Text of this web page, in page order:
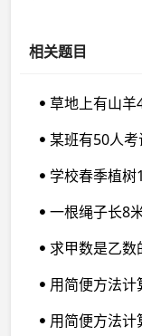
相关题目
草地上有山羊40只、绵羊50只。
某班有50人考
学校春季植树
一根绳子长8米，剪
求甲数是乙数的百分之几，要把（）看作单
用简便方法计
用简便方法计